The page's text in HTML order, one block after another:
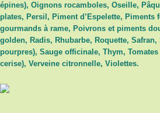
épines), Oignons rocamboles, Oseille,
plates, Persil, Piment d’Espelette, Piments
gourmands à rame, Poivrons et piments
golden, Radis, Rhubarbe, Roquette, Safran,
pourpres), Sauge officinale, Thym,
cerise), Verveine citronnelle, Violettes.